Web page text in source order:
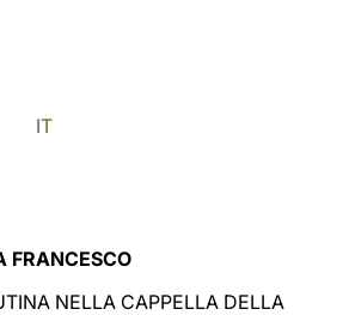
IT
FRANCESCO
NELLA CAPPELLA DELLA